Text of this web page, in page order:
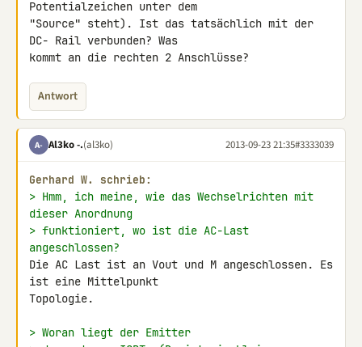
Potentialzeichen unter dem
"Source" steht). Ist das tatsächlich mit der
DC- Rail verbunden? Was
kommt an die rechten 2 Anschlüsse?
Antwort
A- Al3ko -.(al3ko) 2013-09-23 21:35#3333039
Gerhard W. schrieb:
> Hmm, ich meine, wie das Wechselrichten mit
dieser Anordnung
> funktioniert, wo ist die AC-Last
angeschlossen?
Die AC Last ist an Vout und M angeschlossen. Es
ist eine Mittelpunkt
Topologie.
> Woran liegt der Emitter